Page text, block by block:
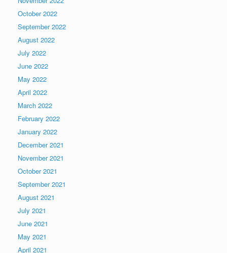
October 2022
September 2022
August 2022
July 2022
June 2022
May 2022
April 2022
March 2022
February 2022
January 2022
December 2021
November 2021
October 2021
September 2021
August 2021
July 2021
June 2021
May 2021
April 2021